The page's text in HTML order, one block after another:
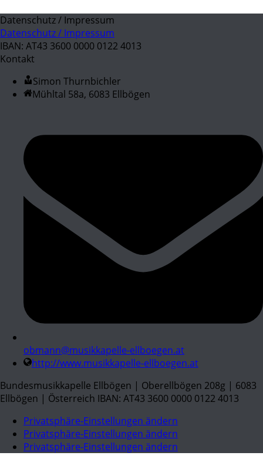
Datenschutz / Impressum
Datenschutz / Impressum
IBAN: AT43 3600 0000 0122 4013
Kontakt
Simon Thurnbichler
Mühltal 58a, 6083 Ellbögen
obmann@musikkapelle-ellboegen.at
http://www.musikkapelle-ellboegen.at
Bundesmusikkapelle Ellbögen | Oberellbögen 208g | 6083
Ellbögen | Österreich IBAN: AT43 3600 0000 0122 4013
Privatsphäre-Einstellungen ändern
Privatsphäre-Einstellungen ändern
Privatsphäre-Einstellungen ändern